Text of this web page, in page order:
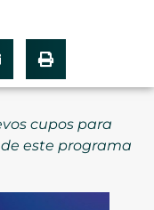
cupos para
este programa